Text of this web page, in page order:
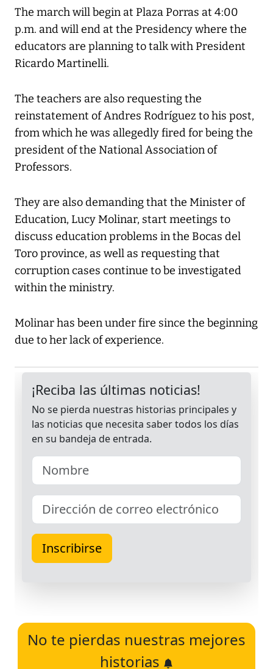
The march will begin at Plaza Porras at 4:00
p.m. and will end at the Presidency where the
educators are planning to talk with President
Ricardo Martinelli.
The teachers are also requesting the
reinstatement of Andres Rodríguez to his post,
from which he was allegedly fired for being the
president of the National Association of
Professors.
They are also demanding that the Minister of
Education, Lucy Molinar, start meetings to
discuss education problems in the Bocas del
Toro province, as well as requesting that
corruption cases continue to be investigated
within the ministry.
Molinar has been under fire since the beginning
due to her lack of experience.
No te pierdas nuestras mejores
historias